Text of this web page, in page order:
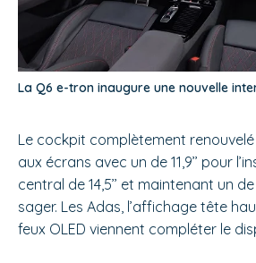
La Q6 e-tron inaugure une nouvelle
Le cockpit complètement
aux écrans avec un de 11,9’’ pour
central de 14,5’’ et maintenant un
sager. Les Adas, l’affichage tête
feux OLED viennent compléter le